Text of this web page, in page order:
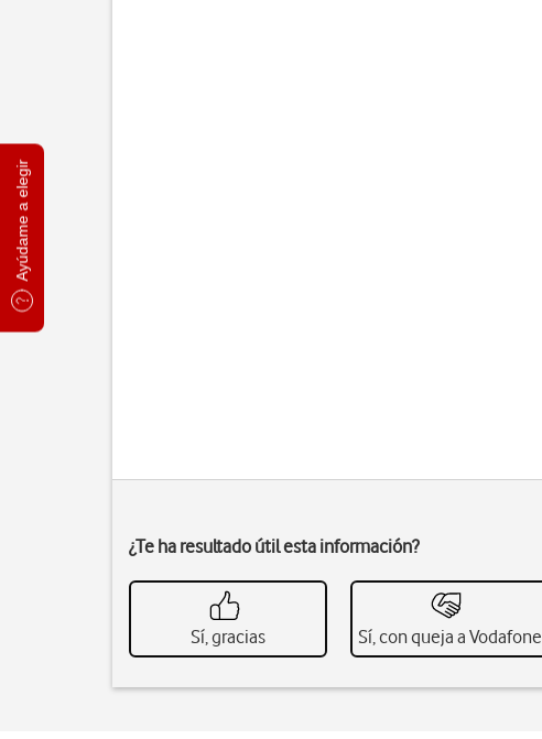
Ayúdame a elegir
¿Te ha resultado útil esta información?
Sí, gracias Sí, con queja a Vodafone